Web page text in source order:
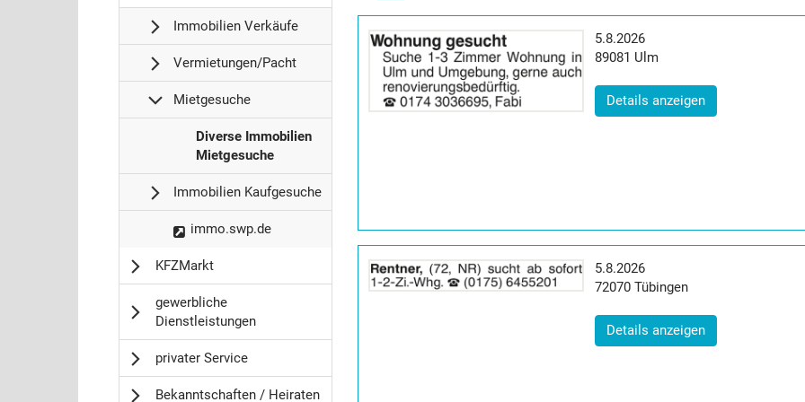
Immobilien Verkäufe
Vermietungen/Pacht
Mietgesuche
I
m
m
o
b
i
i
e
n
/
W
o
h
Diverse Immobilien
Mietgesuche
Immobilien Kaufgesuche
I
m
o
b
i
l
i
e
n
immo.swp.de
KFZMarkt
gewerbliche
Dienstleistungen
privater Service
Bekanntschaften / Heiraten
Anzeige
2065059
anzeigen
Erscheinungsdatum:
5.8.2026
Postleitzahl:
89081 Ort:
Ulm
Details anzeigen(ID: 2065059)
Anzeige
Erscheinungsdatum:
5.8.2026
Postleitzahl:
72070 Ort:
Tübingen
Details anzeigen(ID: 2065072)